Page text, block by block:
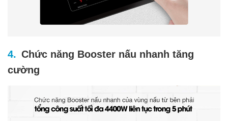
Chức năng Booster nấu nhanh tăng
cường